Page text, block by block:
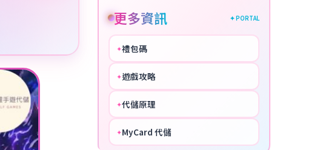
更多資訊 ✦ PORTAL
✦禮包碼
✦遊戲攻略
✦代儲原理
✦MyCard 代儲